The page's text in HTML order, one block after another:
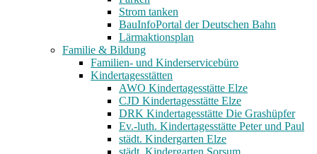
Strom tanken
BauInfoPortal der Deutschen Bahn
Lärmaktionsplan
Familie & Bildung
Familien- und Kinderservicebüro
Kindertagesstätten
AWO Kindertagesstätte Elze
CJD Kindertagesstätte Elze
DRK Kindertagesstätte Die Grashüpfer
Ev.-luth. Kindertagesstätte Peter und Paul
städt. Kindergarten Elze
städt. Kindergarten Sorsum